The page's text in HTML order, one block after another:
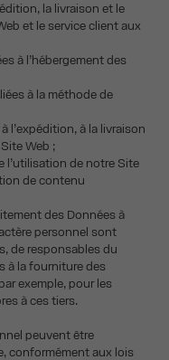
la livraison et le
et le service client aux
à l’hébergement des
à la méthode de
l’expédition, à la livraison
Web ;
l’utilisation de notre Site
de contenu
des Données à
personnel sont
de responsables du
à la fourniture des
exemple, pour les
à ces tiers.
peuvent être
conformément aux lois